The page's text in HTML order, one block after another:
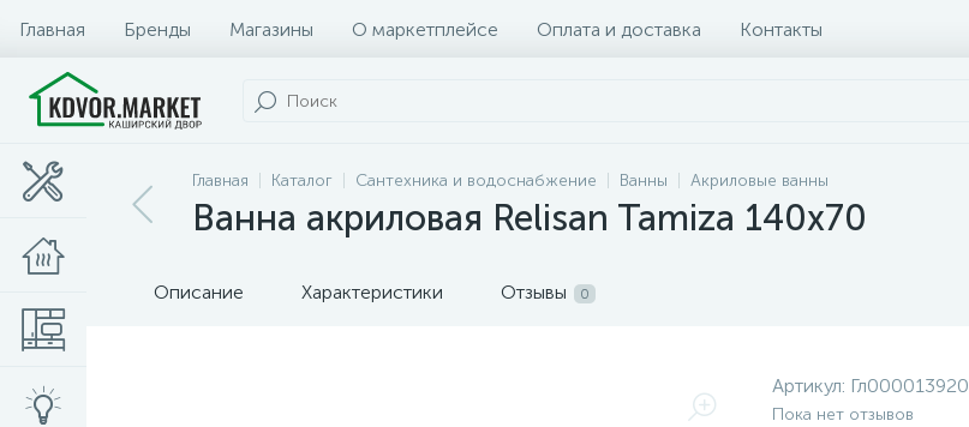
Главная Бренды Магазины О маркетплейсе Оплата и доставка Контакты
Главная Каталог Сантехника и водоснабжение Ванны Акриловые ванны
Ванна акриловая Relisan Tamiza 140x70
Описание Характеристики Отзывы 0
Артикул: Гл000013920
Пока нет отзывов